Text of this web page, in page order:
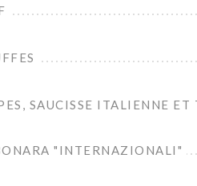
SAUCISSE ITALIENNE ET
"INTERNAZIONALI"